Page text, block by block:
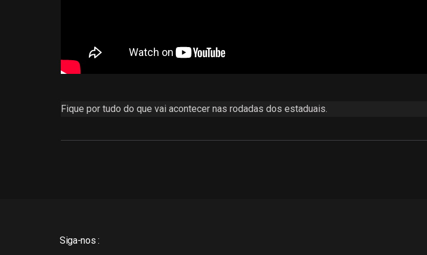
Fique por tudo do que vai acontecer nas rodadas dos estaduais.
Siga-nos :